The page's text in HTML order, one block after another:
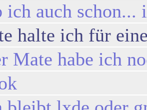
ich auch
halte ich für
Mate habe ich